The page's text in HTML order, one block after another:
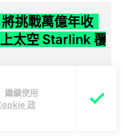
繼續使用
政
挑戰萬億年收
太空 Starlink 覆
Starlink 與 AI 業務帶動，
。行政總裁 Elon...
閱讀